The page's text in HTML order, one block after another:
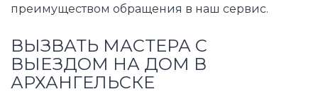
преимуществом обращения в наш сервис.
ВЫЗВАТЬ МАСТЕРА С
ВЫЕЗДОМ НА ДОМ В
АРХАНГЕЛЬСКЕ